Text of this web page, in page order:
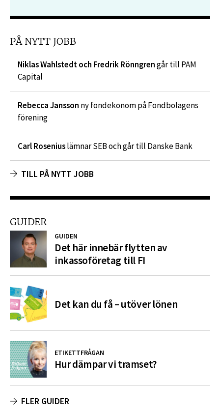
PÅ NYTT JOBB
Niklas Wahlstedt och Fredrik Rönngrengår till PAM
Capital
Rebecca Jansson ny fondekonom på Fondbolagens
förening
Carl Roseniuslämnar SEB och går till Danske Bank
TILL PÅ NYTT JOBB
GUIDER
GUIDEN
Det här innebär flytten av
inkassoföretag till FI
Det kan du få – utöver lönen
ETIKETTFRÅGAN
Hur dämpar vi tramset?
FLER GUIDER